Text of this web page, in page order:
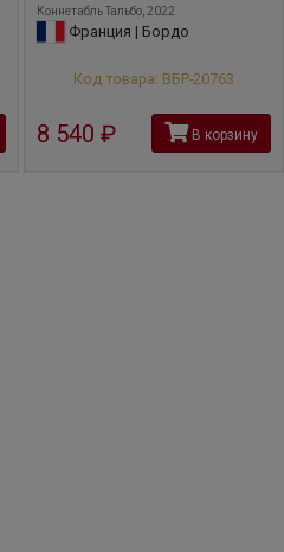
Коннетабль Тальбо, 2022
Франция | Бордо
Код товара: ВБР-20763
8 540 руб В корзину